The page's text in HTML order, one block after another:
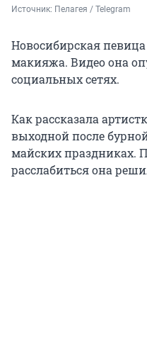
Источник: Пелагея / Telegram
Новосибирская певица
макияжа. Видео она
социальных сетях.
Как рассказала
выходной после
майских праздниках.
расслабиться она